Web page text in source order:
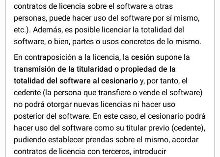
contratos de licencia sobre el software a otras
personas, puede hacer uso del software por sí mismo,
etc.). Además, es posible licenciar la totalidad del
software, o bien, partes o usos concretos de lo mismo.
En contraposición a la licencia, la cesión supone la
transmisión de la titularidad o propiedad de la
totalidad del software al cesionario y, por tanto, el
cedente (la persona que transfiere o vende el software)
no podrá otorgar nuevas licencias ni hacer uso
posterior del software. En este caso, el cesionario podrá
hacer uso del software como su titular previo (cedente),
pudiendo establecer prendas sobre el mismo, acordar
contratos de licencia con terceros, introducir